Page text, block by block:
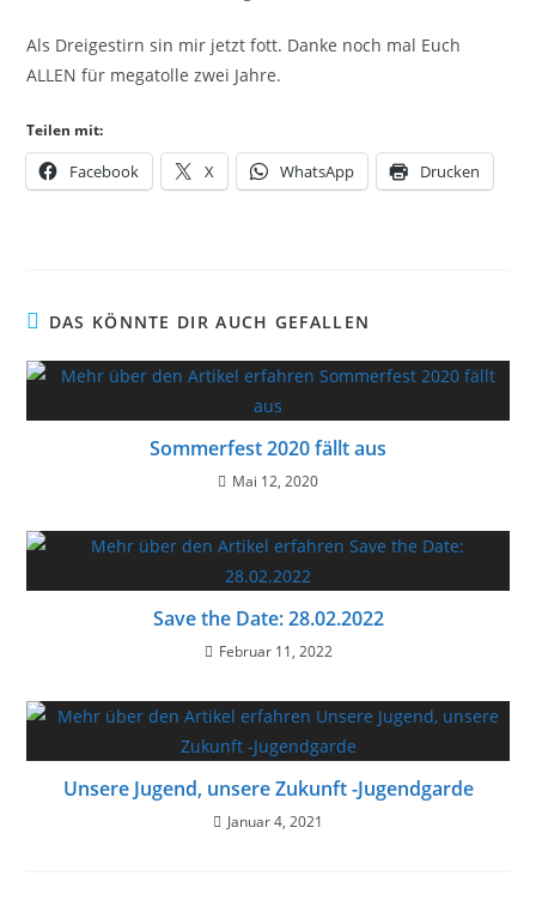
Als Dreigestirn sin mir jetzt fott. Danke noch mal Euch
ALLEN für megatolle zwei Jahre.
Teilen mit:
Facebook X WhatsApp Drucken
DAS KÖNNTE DIR AUCH GEFALLEN
Sommerfest 2020 fällt aus
Mai 12, 2020
Save the Date: 28.02.2022
Februar 11, 2022
Unsere Jugend, unsere Zukunft -Jugendgarde
Januar 4, 2021